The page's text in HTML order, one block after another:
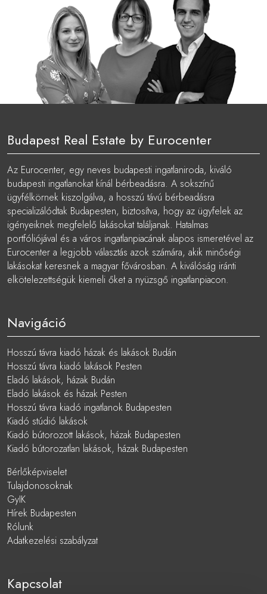
Budapest Real Estate by Eurocenter
Az Eurocenter, egy neves budapesti ingatlaniroda, kiváló
budapesti ingatlanokat kínál bérbeadásra. A sokszínű
ügyfélkörnek kiszolgálva, a hosszú távú bérbeadásra
specializálódtak Budapesten, biztosítva, hogy az ügyfelek az
igényeiknek megfelelő lakásokat találjanak. Hatalmas
portfóliójával és a város ingatlanpiacának alapos ismeretével az
Eurocenter a legjobb választás azok számára, akik minőségi
lakásokat keresnek a magyar fővárosban. A kiválóság iránti
elkötelezettségük kiemeli őket a nyüzsgő ingatlanpiacon.
Navigáció
Hosszú távra kiadó házak és lakások Budán
Hosszú távra kiadó lakások Pesten
Eladó lakások, házak Budán
Eladó lakások és házak Pesten
Hosszú távra kiadó ingatlanok Budapesten
Kiadó stúdió lakások
Kiadó bútorozott lakások, házak Budapesten
Kiadó bútorozatlan lakások, házak Budapesten
Bérlőképviselet
Tulajdonosoknak
GyIK
Hírek Budapesten
Rólunk
Adatkezelési szabályzat
Kapcsolat